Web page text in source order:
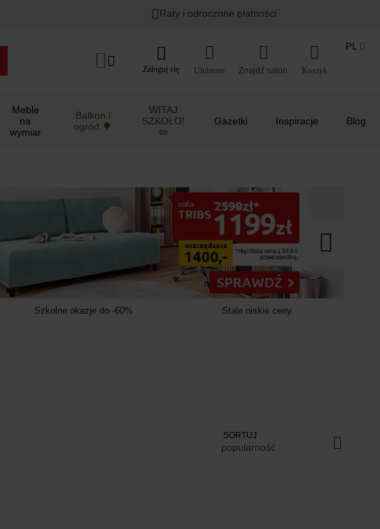
Lato w ogrodzie i na balkonie >
Raty i odroczone płatności
Zaloguj się Ulubione Koszyk
PL
Meble
na
wymiar
Balkon i
ogród 🌳
WITAJ
SZKOŁO!
✏️
Gazetki Inspiracje Blog
Szkolne okazje do -60% Stale niskie ceny
SORTUJ
popularność